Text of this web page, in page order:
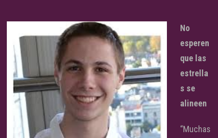
No
esperen
que las
estrella
s se
alineen
“Muchas